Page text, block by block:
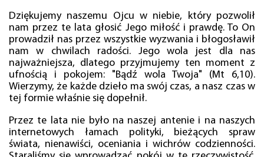
Dziękujemy naszemu Ojcu w niebie, który pozwolił
nam przez te lata głosić Jego miłość i prawdę. To On
prowadził nas przez wszystkie wyzwania i błogosławił
nam w chwilach radości. Jego wola jest dla nas
najważniejsza, dlatego przyjmujemy ten moment z
ufnością i pokojem: "Bądź wola Twoja" (Mt 6,10).
Wierzymy, że każde dzieło ma swój czas, a nasz czas w
tej formie właśnie się dopełnił.
Przez te lata nie było na naszej antenie i na naszych
internetowych łamach polityki, bieżących spraw
świata, nienawiści, oceniania i wichrów codzienności.